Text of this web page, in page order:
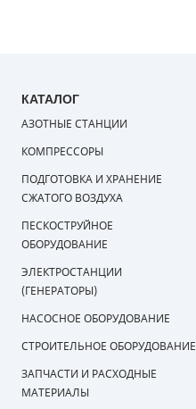
КАТАЛОГ
АЗОТНЫЕ СТАНЦИИ
КОМПРЕССОРЫ
ПОДГОТОВКА И ХРАНЕНИЕ
СЖАТОГО ВОЗДУХА
ПЕСКОСТРУЙНОЕ
ОБОРУДОВАНИЕ
ЭЛЕКТРОСТАНЦИИ
(ГЕНЕРАТОРЫ)
НАСОСНОЕ ОБОРУДОВАНИЕ
СТРОИТЕЛЬНОЕ ОБОРУДОВАНИЕ
ЗАПЧАСТИ И РАСХОДНЫЕ
МАТЕРИАЛЫ